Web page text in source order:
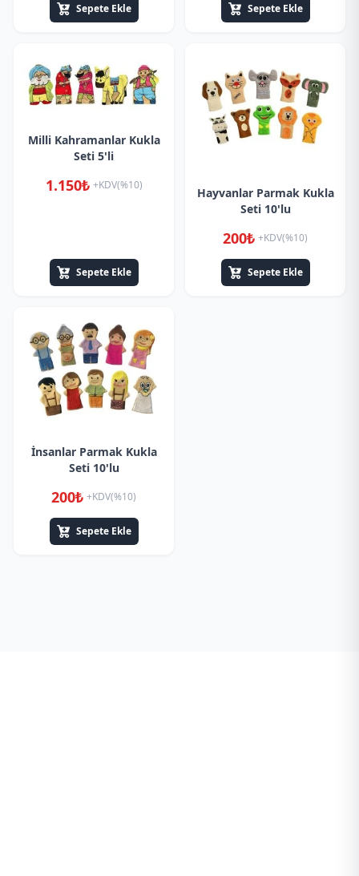
Sepete Ekle Sepete Ekle
Milli Kahramanlar Kukla
Seti 5'li
1.150₺ +KDV(%10)
Sepete Ekle
Hayvanlar Parmak Kukla
Seti 10'lu
200₺ +KDV(%10)
Sepete Ekle
İnsanlar Parmak Kukla
Seti 10'lu
200₺ +KDV(%10)
Sepete Ekle